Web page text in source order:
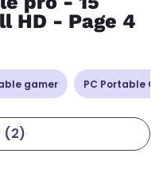
HD - Page 4
gamer PC Portable
(2)